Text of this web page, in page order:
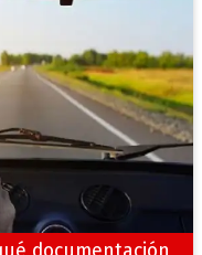
documentación